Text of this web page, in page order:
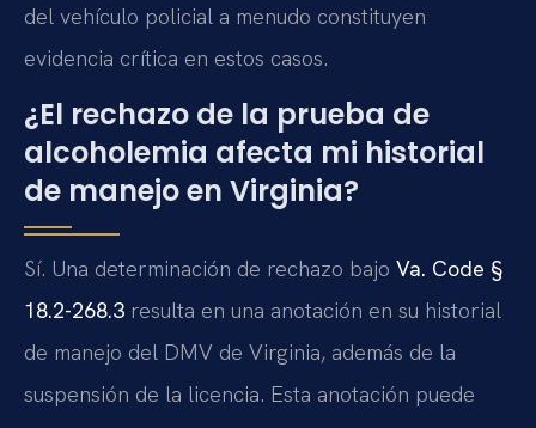
del vehículo policial a menudo constituyen
evidencia crítica en estos casos.
¿El rechazo de la prueba de
alcoholemia afecta mi historial
de manejo en Virginia?
Sí. Una determinación de rechazo bajo Va. Code §
18.2-268.3 resulta en una anotación en su historial
de manejo del DMV de Virginia, además de la
suspensión de la licencia. Esta anotación puede